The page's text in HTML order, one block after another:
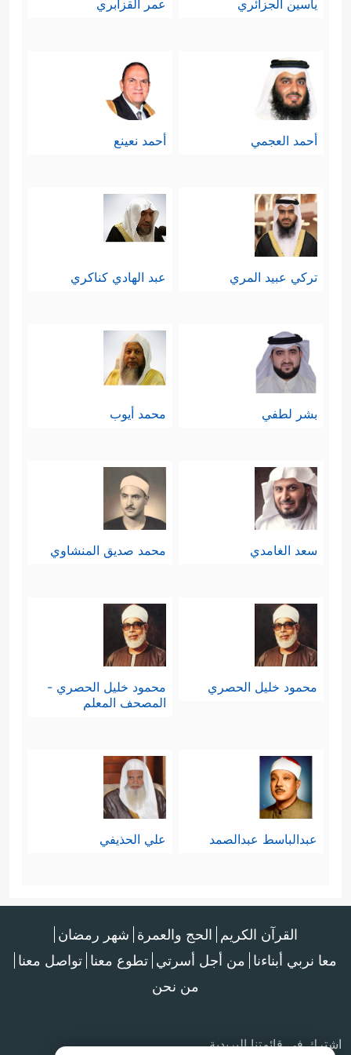
ياسين الجزائري عمر القزابري
أحمد العجمي أحمد نعينع
تركي عبيد المري عبد الهادي كناكري
بشر لطفي محمد أيوب
سعد الغامدي محمد صديق المنشاوي
محمود خليل الحصري
محمود خليل الحصري -
المصحف المعلم
عبدالباسط عبدالصمد علي الحذيفي
القرآن الكريم الحج والعمرة شهر رمضان
معا نربي أبناءنا من أجل أسرتي تطوع معنا تواصل معنا
من نحن
اشترك في قائمتنا البريدية